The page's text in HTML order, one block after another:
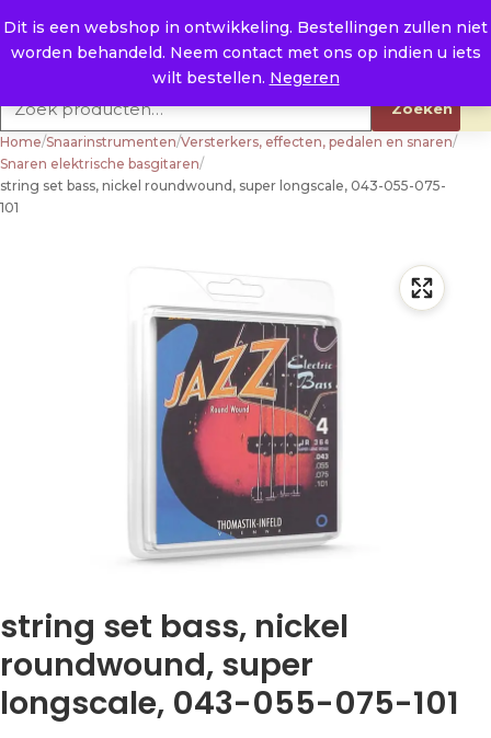
Dit is een webshop in ontwikkeling. Bestellingen zullen niet
worden behandeld. Neem contact met ons op indien u iets
wilt bestellen. Negeren
E. info@raysland.nl
Productcategorieën
Zoeken
Home/Snaarinstrumenten/Versterkers, effecten, pedalen en snaren/
Snaren elektrische basgitaren/
string set bass, nickel roundwound, super longscale, 043-055-075-
101
string set bass, nickel
roundwound, super
longscale, 043-055-075-101